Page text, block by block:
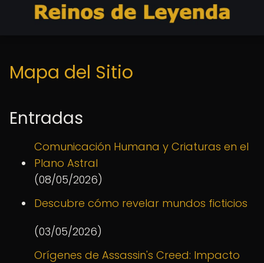
Mapa del Sitio
Entradas
Comunicación Humana y Criaturas en el
Plano Astral
(08/05/2026)
Descubre cómo revelar mundos ficticios
(03/05/2026)
Orígenes de Assassin's Creed: Impacto